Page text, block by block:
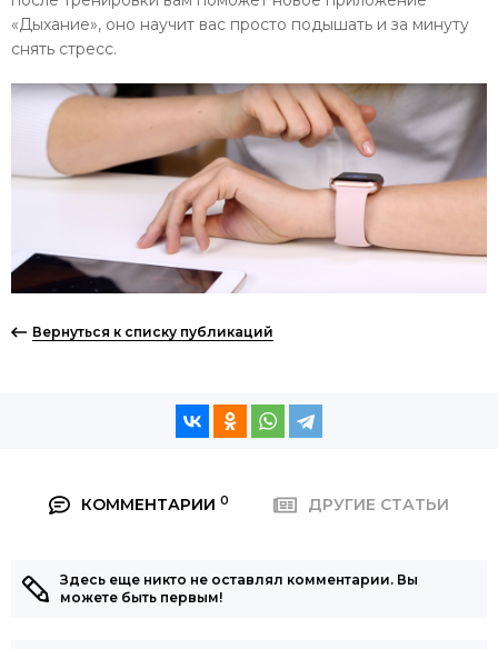
«Дыхание», оно научит вас просто подышать и за минуту
снять стресс.
Вернуться к списку публикаций
КОММЕНТАРИИ 0 ДРУГИЕ СТАТЬИ
Здесь еще никто не оставлял комментарии. Вы
можете быть первым!